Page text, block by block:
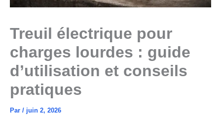
Treuil électrique pour
charges lourdes : guide
d’utilisation et conseils
pratiques
Par / juin 2, 2026